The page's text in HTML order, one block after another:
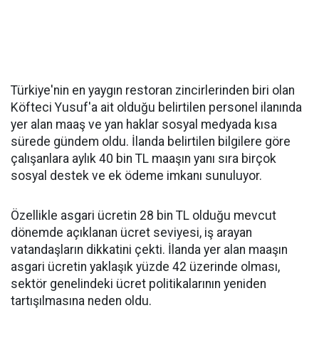
Türkiye'nin en yaygın restoran zincirlerinden biri olan
Köfteci Yusuf'a ait olduğu belirtilen personel ilanında
yer alan maaş ve yan haklar sosyal medyada kısa
sürede gündem oldu. İlanda belirtilen bilgilere göre
çalışanlara aylık 40 bin TL maaşın yanı sıra birçok
sosyal destek ve ek ödeme imkanı sunuluyor.
Özellikle asgari ücretin 28 bin TL olduğu mevcut
dönemde açıklanan ücret seviyesi, iş arayan
vatandaşların dikkatini çekti. İlanda yer alan maaşın
asgari ücretin yaklaşık yüzde 42 üzerinde olması,
sektör genelindeki ücret politikalarının yeniden
tartışılmasına neden oldu.